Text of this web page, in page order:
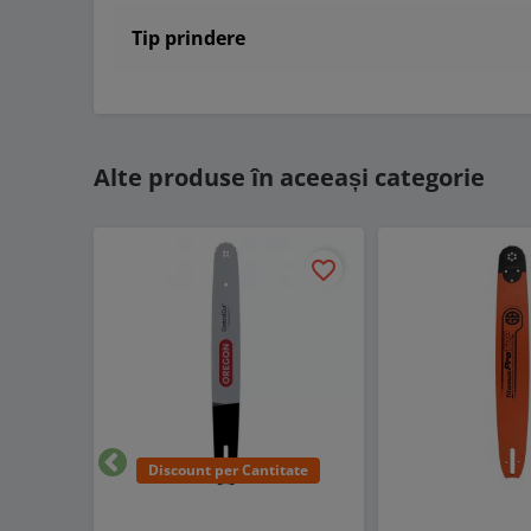
Tip prindere
Alte produse în aceeași categorie
Discount per Cantitate
favorite_border
Inapoi